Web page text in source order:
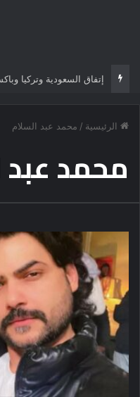
الرئيسية / محمد عبد السلام
محمد عبد